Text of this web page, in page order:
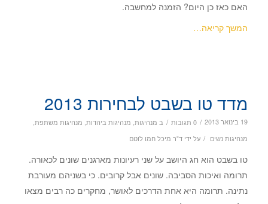
האם כאז כן היום? הזמנה למחשבה.
המשך קריאה…
מדד טו בשבט לבחירות 2013
19 בינואר 2013 / 0 תגובות / ב מנהיגות, מנהיגות ביהדות, מנהיגות משתפת,
מנהיגות נשים
/ על ידיד"ר מיכל חמו לוטם
טו בשבט הוא חג היושב על שני רעיונות מארגנים שונים לכאורה.
תרומה ואיכות הסביבה. שונים אבל קרובים. כי בשניהם מעורבת
נתינה. תרומה היא אחת הדרכים לאושר, מחקרים כה רבים מצאו